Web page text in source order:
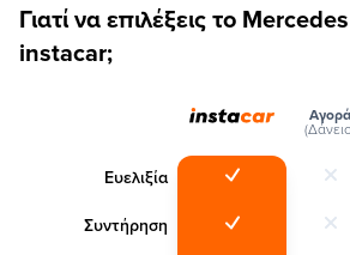
Γιατί να επιλέξεις το
instacar;
Ευελιξία
Συντήρηση
Αγορά